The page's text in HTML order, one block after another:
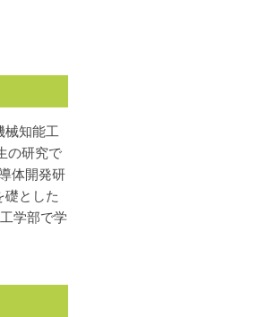
械知能工
の研究で
体開発研
礎とした
学部で学